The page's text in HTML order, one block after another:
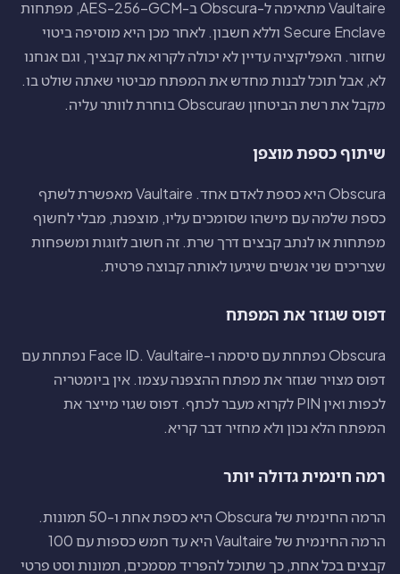
Vaultaire מתאימה ל-Obscura ב-AES-256-GCM, מפתחות
Secure Enclave וללא חשבון. לאחר מכן היא מוסיפה ביטוי
שחזור. האפליקציה עדיין לא יכולה לקרוא את קבציך, וגם אנחנו
לא, אבל תוכל לבנות מחדש את המפתח מביטוי שאתה שולט בו.
מקבל את רשת הביטחון שObscura בוחרת לוותר עליה.
שיתוף כספת מוצפן
Obscura היא כספת לאדם אחד. Vaultaire מאפשרת לשתף
כספת שלמה עם מישהו שסומכים עליו, מוצפנת, מבלי לחשוף
מפתחות או לנתב קבצים דרך שרת. זה חשוב לזוגות ומשפחות
שצריכים שני אנשים שיגיעו לאותה קבוצה פרטית.
דפוס שגוזר את המפתח
Obscura נפתחת עם סיסמה ו-Face ID. Vaultaire נפתחת עם
דפוס מצויר שגוזר את מפתח ההצפנה עצמו. אין ביומטריה
לכפות ואין PIN לקרוא מעבר לכתף. דפוס שגוי מייצר את
המפתח הלא נכון ולא מחזיר דבר קריא.
רמה חינמית גדולה יותר
הרמה החינמית של Obscura היא כספת אחת ו-50 תמונות.
הרמה החינמית של Vaultaire היא עד חמש כספות עם 100
קבצים בכל אחת, כך שתוכל להפריד מסמכים, תמונות וסט פרטי